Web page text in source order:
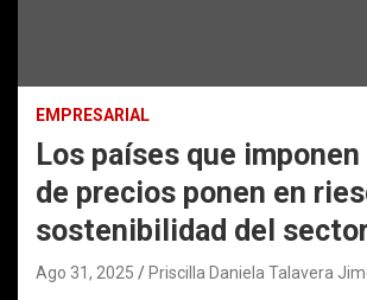
EMPRESARIAL
Los países que
de precios ponen en
sostenibilidad del
Ago 31, 2025 Priscilla Daniela Talavera